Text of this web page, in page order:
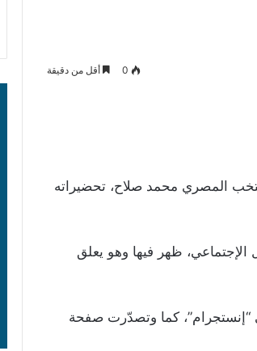
0 أقل من دقيقة
المصري محمد صلاح، تحضيراته
ظهر فيها وهو يعلق
كما وتصدّرت صفحة